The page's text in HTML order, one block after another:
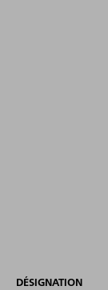
DÉSIGNATION